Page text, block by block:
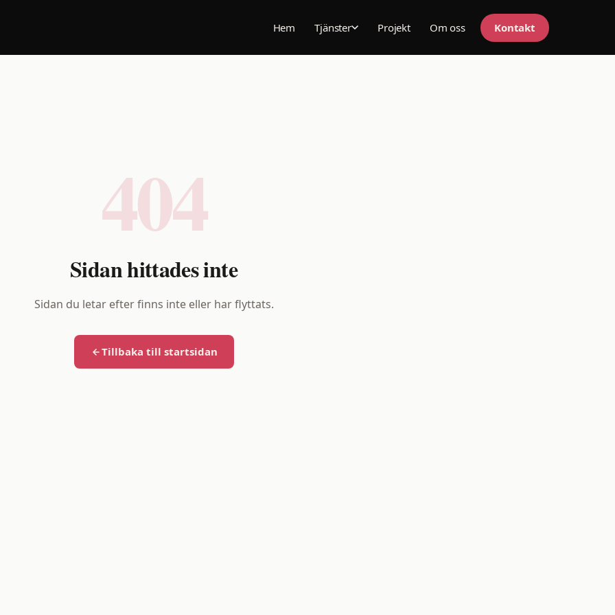
Hem Tjänster Projekt Om oss Kontakt
404
Sidan hittades inte
Sidan du letar efter finns inte eller har flyttats.
Tillbaka till startsidan